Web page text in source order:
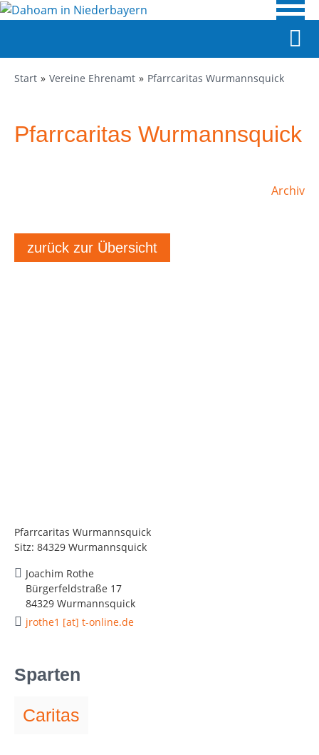
Start Vereine Ehrenamt Pfarrcaritas Wurmannsquick
Pfarrcaritas Wurmannsquick
Sitz: 84329 Wurmannsquick
Joachim Rothe
Bürgerfeldstraße 17
84329 Wurmannsquick
jrothe1 [at] t-online.de
Sparten
Caritas
Pfarrcaritas Wurmannsquick
Archiv
zurück zur Übersicht